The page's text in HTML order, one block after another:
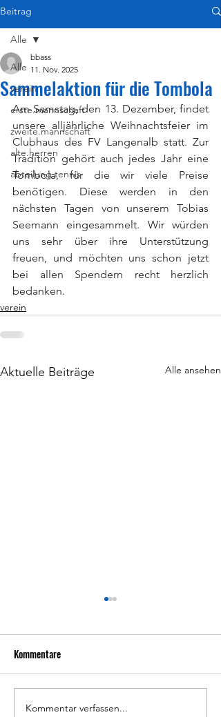
Beitrag
Alle
verein
erste.mannschaft
zweite.mannschaft
alte.herren
abteilung.tennis
Alle
Sammelaktion für die Tombola
bbass
11. Nov. 2025
Am Samstag, den 13. Dezember, findet
unsere alljährliche Weihnachtsfeier im
Clubhaus des FV Langenalb statt. Zur
Tradition gehört auch jedes Jahr eine
Tombola, für die wir viele Preise
benötigen. Diese werden in den
nächsten Tagen von unserem Tobias
Seemann eingesammelt. Wir würden
uns sehr über ihre Unterstützung
freuen, und möchten uns schon jetzt
bei allen Spendern recht herzlich
bedanken.
verein
Aktuelle Beiträge Alle ansehen
Rückblick FVL-Sportfest
Kommentare
Kommentar verfassen...